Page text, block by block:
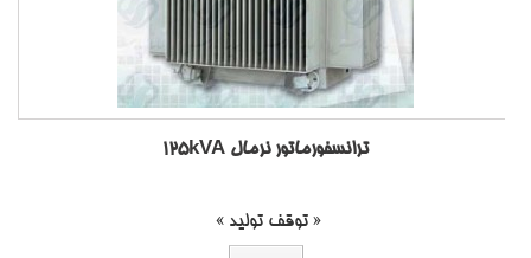
ترانسفورماتور نرمال 125kVA
« توقف تولید »